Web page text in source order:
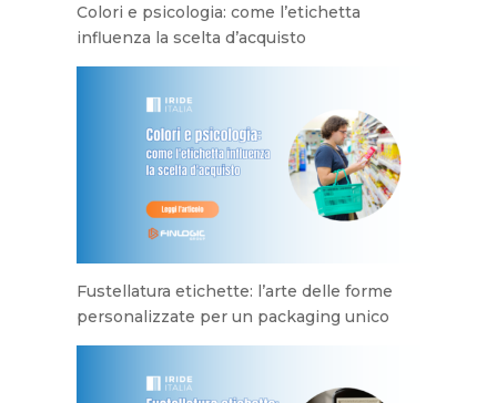
Colori e psicologia: come l’etichetta
influenza la scelta d’acquisto
Fustellatura etichette: l’arte delle forme
personalizzate per un packaging unico